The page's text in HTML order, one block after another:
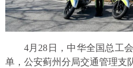
4月28日，中华全国总工
单，公安蓟州分局交通管理支